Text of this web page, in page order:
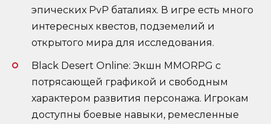
эпических PvP баталиях. В игре есть много
интересных квестов, подземелий и
открытого мира для исследования.
Black Desert Online: Экшн MMORPG с
потрясающей графикой и свободным
характером развития персонажа. Игрокам
доступны боевые навыки, ремесленные